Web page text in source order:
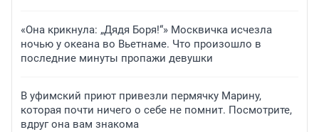
«Она крикнула: „Дядя Боря!“» Москвичка исчезла
ночью у океана во Вьетнаме. Что произошло в
последние минуты пропажи девушки
В уфимский приют привезли пермячку Марину,
которая почти ничего о себе не помнит. Посмотрите,
вдруг она вам знакома